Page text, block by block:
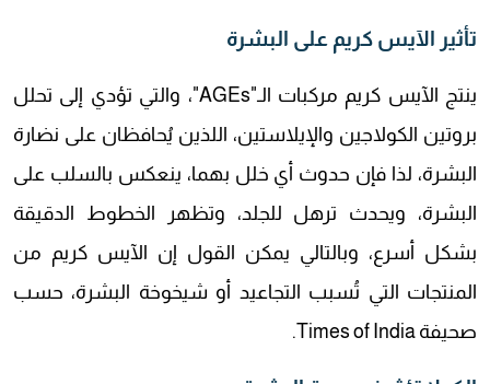
تأثير الآيس كريم على البشرة
ينتج الآيس كريم مركبات الـ"AGEs"، والتي تؤدي إلى تحلل
بروتين الكولاجين والإيلاستين، اللذين يُحافظان على نضارة
البشرة، لذا فإن حدوث أي خلل بهما، ينعكس بالسلب على
البشرة، ويحدث ترهل للجلد، وتظهر الخطوط الدقيقة
بشكل أسرع، وبالتالي يمكن القول إن الآيس كريم من
المنتجات التي تُسبب التجاعيد أو شيخوخة البشرة، حسب
صحيفة Times of India.